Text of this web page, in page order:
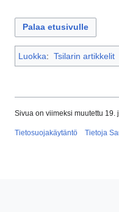
Palaa etusivulle
Luokka: Tsilarin artikkelit
Sivua on viimeksi muutettu
Tietosuojakäytäntö Tietoja